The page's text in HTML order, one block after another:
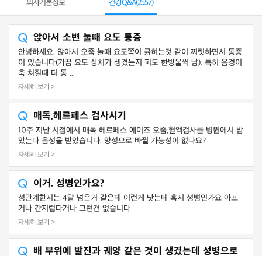
의사기본정보 건강Q&A(2557)
앉아서 소변 눌때 요도 통증
안녕하세요. 앉아서 오줌 눌때 요도쪽이 긁히는것 같이 찌릿하면서 통증
이 있습니다(가끔 요도 상처가 생겼는지 피도 한방울씩 남). 특히 음경이
축 쳐질때 더 통 ...
자세히 보기 >
매독,헤르페스 검사시기
10주 지난 시점에서 매독 헤르페스 에이즈 오줌,혈액검사를 병원에서 받
았는다 음성을 받았습니다. 양성으로 바뀔 가능성이 없나요?
자세히 보기 >
이거. 성병인가요?
성관계한지는 4달 넘은거 같은데 이런게 낫는데 혹시 성병인가요 아프
거나 간지럽다거나 그런건 없습니다
자세히 보기 >
배 부위에 발진과 궤양 같은 것이 생겼는데 성병으로